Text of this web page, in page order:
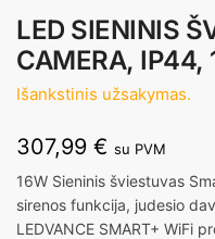
LED SIENINIS
CAMERA, IP44,
Išankstinis užsakymas.
307,99 € su PVM
16W Sieninis šviestuvas
sirenos funkcija, judesio
LEDVANCE SMART+ WiFi